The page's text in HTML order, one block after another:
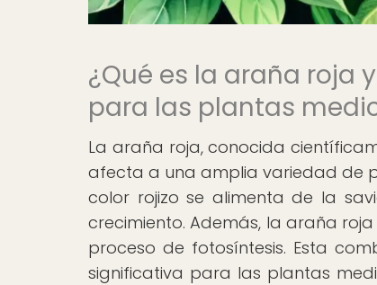
¿Qué es la araña roja
para las plantas
La araña roja, conocida
afecta a una amplia variedad de
color rojizo se alimenta de la
crecimiento. Además, la araña
proceso de fotosíntesis. Esta
significativa para las plantas